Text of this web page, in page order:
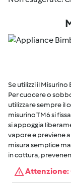
Se utilizzi il
Per cuocere o
utilizzare sempre il
misurino TM6 si
si appoggia
vapore e previene
misura semplice
in cottura,
Attenzione: